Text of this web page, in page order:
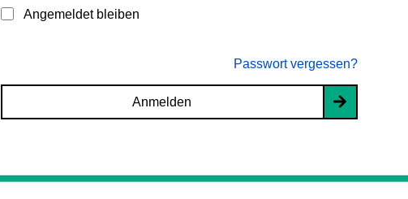
Angemeldet bleiben
Passwort vergessen?
Anmelden